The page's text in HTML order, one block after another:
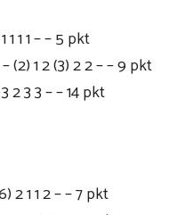
1 1 1 – – 5 pkt
(2) 1 2 (3) 2 2 – – 9 pkt
2 3 3 – – 14 pkt
2 1 1 2 – – 7 pkt